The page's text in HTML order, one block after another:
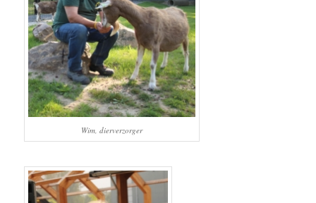
Wim, dierverzorger